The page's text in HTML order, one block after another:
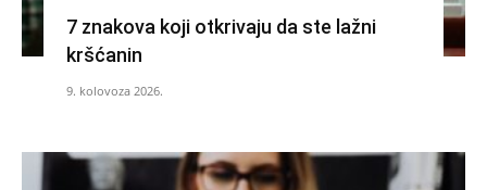
7 znakova koji otkrivaju da ste lažni
kršćanin
9. kolovoza 2026.